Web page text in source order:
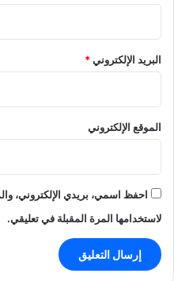
البريد الإلكتروني*
الموقع الإلكتروني
احفظ اسمي، بريدي الإلكتروني،
لاستخدامها المرة المقبلة في تعليقي.